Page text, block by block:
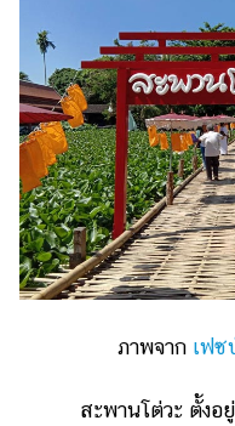
ช้อป
ปิ้ง
รถยนต์
บ้าน
และ
การ
ตกแต่ง
ภาพจาก เฟซ
สะพานโต่วะ ตั้งอยู่ภ